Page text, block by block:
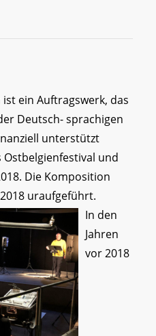
ein Auftragswerk, das
Deutsch- sprachigen
unterstützt
Ostbelgienfestival und
Die Komposition
uraufgeführt.
In den
Jahren
vor 2018